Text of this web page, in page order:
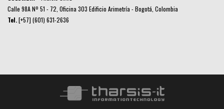
Calle 98A Nº 51 - 72, Oficina 303 Edificio Arimetría - Bogotá, Colombia
Tel.[+57] (601) 631-2636